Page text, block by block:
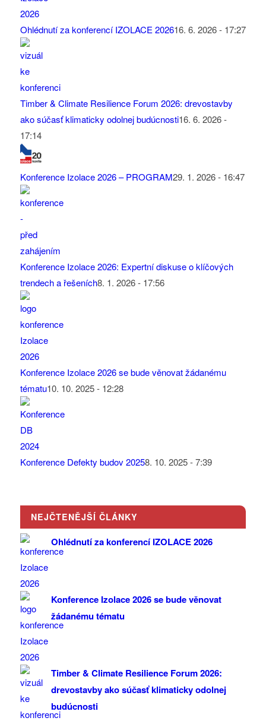
Ohlédnutí za konferencí IZOLACE 202616. 6. 2026 - 17:27
Timber & Climate Resilience Forum 2026: drevostavby
ako súčasť klimaticky odolnej budúcnosti16. 6. 2026 -
17:14
Konference Izolace 2026 – PROGRAM29. 1. 2026 - 16:47
Konference Izolace 2026: Expertní diskuse o klíčových
trendech a řešeních8. 1. 2026 - 17:56
Konference Izolace 2026 se bude věnovat žádanému
tématu10. 10. 2025 - 12:28
Konference Defekty budov 20258. 10. 2025 - 7:39
NEJČTENĚJŠÍ ČLÁNKY
Ohlédnutí za konferencí IZOLACE 2026
Konference Izolace 2026 se bude věnovat
žádanému tématu
Timber & Climate Resilience Forum 2026:
drevostavby ako súčasť klimaticky odolnej
budúcnosti